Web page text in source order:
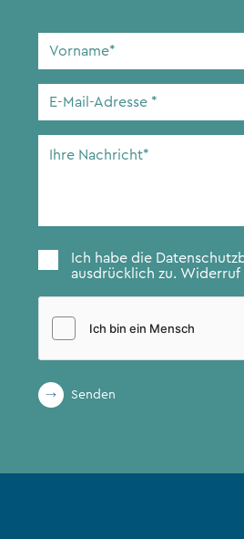
Vorname
E-
Adresse*
Zustimmung*
Ich habe die
ausdrücklich zu.
Senden